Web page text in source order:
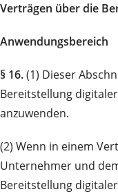
Verträgen über die
Anwendungsbereich
§ 16.(1) Dieser
Bereitstellung digitaler
anzuwenden.
(2) Wenn in einem
Unternehmer und
Bereitstellung